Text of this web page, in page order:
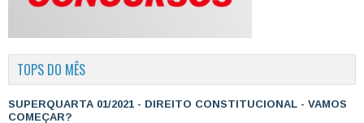
TOPS DO MÊS
SUPERQUARTA 01/2021 - DIREITO CONSTITUCIONAL - VAMOS
COMEÇAR?